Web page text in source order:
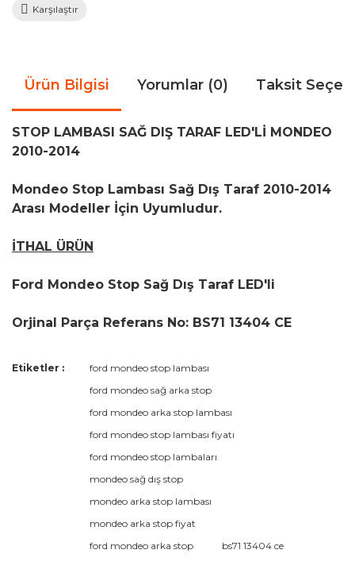
Karşılaştır
Ürün Bilgisi Yorumlar (0) Taksit
STOP LAMBASI SAĞ DIŞ TARAF LED'Lİ MONDEO
2010-2014
Mondeo Stop Lambası Sağ Dış Taraf 2010-2014
Arası Modeller İçin Uyumludur.
İTHAL ÜRÜN
Ford Mondeo Stop Sağ Dış Taraf LED'li
Orjinal Parça Referans No: BS71 13404 CE
Bu ürüne ilk yorumu siz yapın!
Yorum Yaz
Bu ürünün fiyat bilgisi, resim, ürün açıklamalarında ve diğer
kullanarak tarafımıza iletebilirsiniz.
Görüş ve önerileriniz için teşekkür ederiz.
Ürün açıklamasında eksik bilgiler bulunuyor.
Etiketler :
ford mondeo stop lambası
ford mondeo sağ arka stop
ford mondeo arka stop lambası
ford mondeo stop lambası fiyatı
ford mondeo stop lambaları
mondeo sağ dış stop
mondeo arka stop lambası
mondeo arka stop fiyat
ford mondeo arka stop
bs71 13404 ce